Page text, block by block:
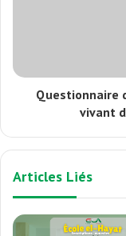
Questionnaire
vivant
Articles Liés